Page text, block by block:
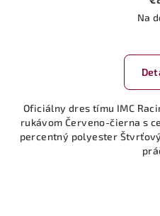
Na
Oficiálny dres tímu IMC
rukávom Červeno-čierna s
percentný polyester